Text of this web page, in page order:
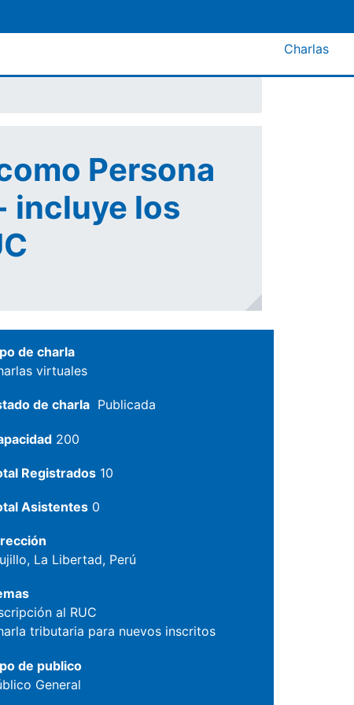
Charlas
Persona
incluye los
de charla
virtuales
de charla Publicada
200
Registrados 10
Asistentes 0
La Libertad, Perú
al RUC
tributaria para nuevos inscritos
de publico
General